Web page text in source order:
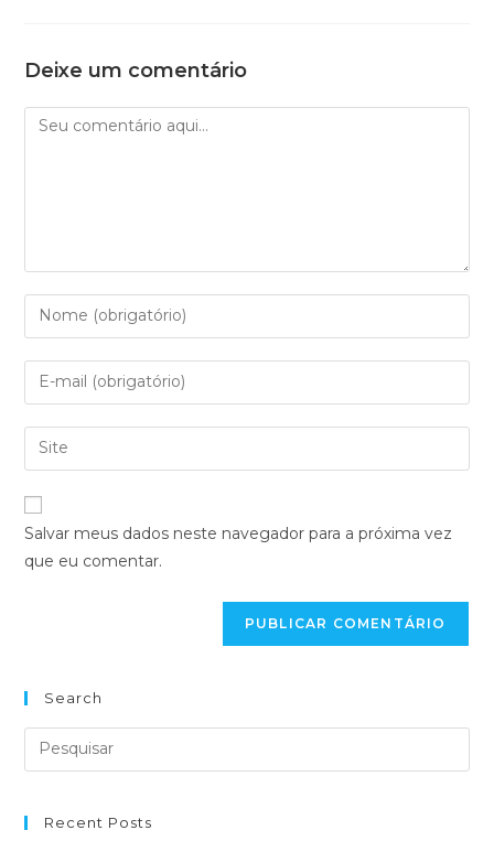
Deixe um comentário
Salvar meus dados neste navegador para a próxima vez
que eu comentar.
Search
Recent Posts